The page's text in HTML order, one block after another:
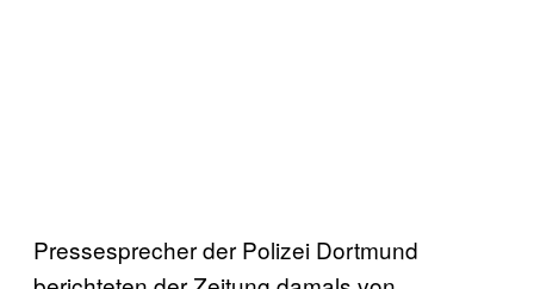
Pressesprecher der Polizei Dortmund